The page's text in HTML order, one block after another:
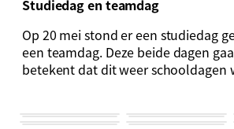
Studiedag en teamdag
Op 20 mei stond er een studiedag
een teamdag. Deze beide dagen
betekent dat dit weer schooldagen